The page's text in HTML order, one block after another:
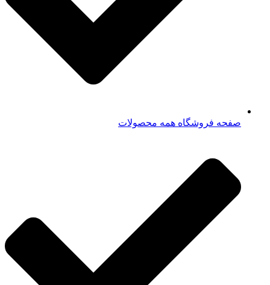
صفحه فروشگاه همه محصولات​